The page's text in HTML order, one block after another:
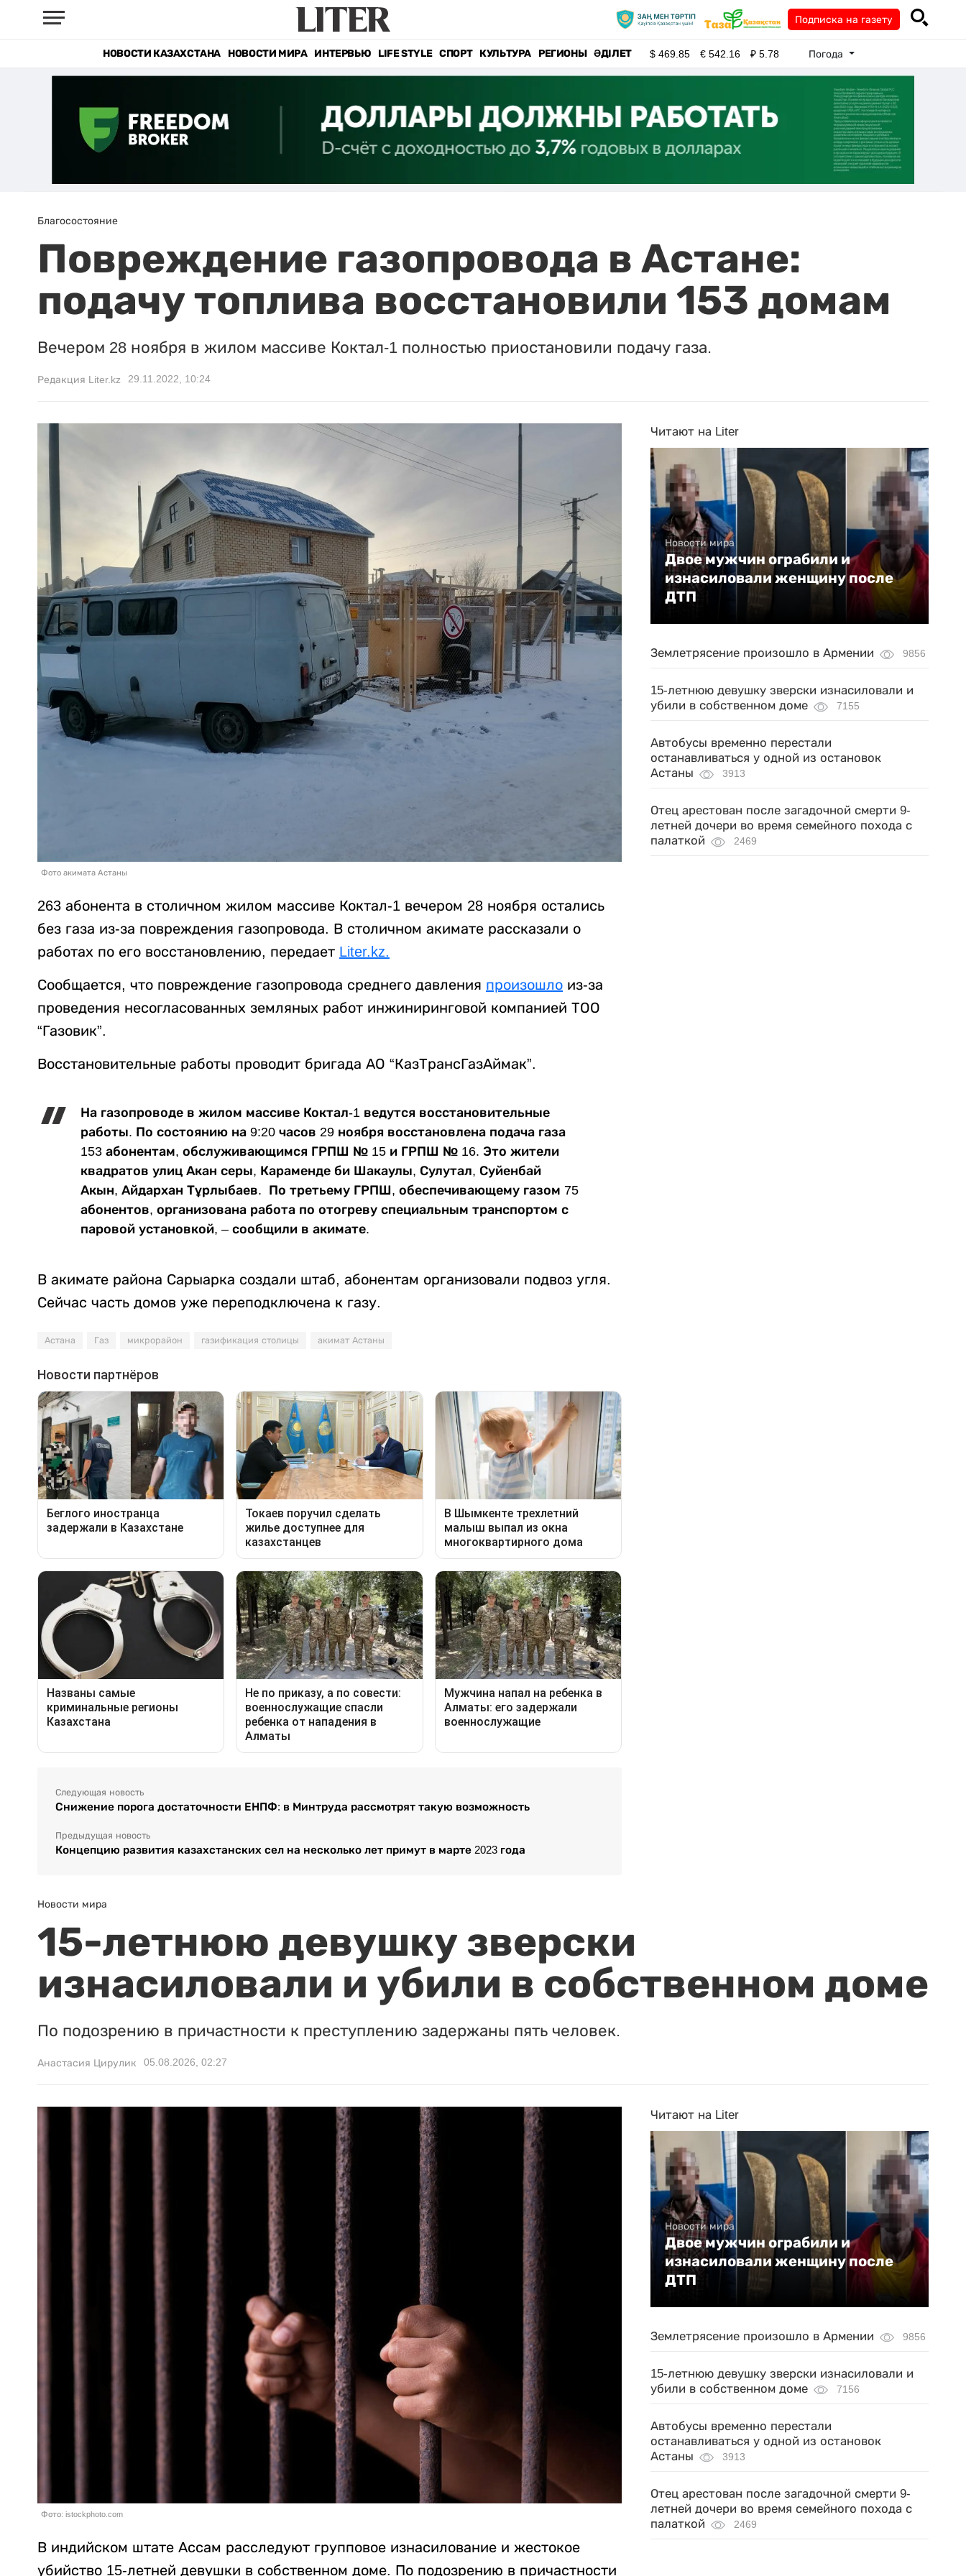
Подписка на газету
НОВОСТИ КАЗАХСТАНА НОВОСТИ МИРА ИНТЕРВЬЮ LIFE STYLE СПОРТ КУЛЬТУРА РЕГИОНЫ ӘДІЛЕТ $469.85 €542.16 ₽5.78 Погода
Благосостояние
Повреждение газопровода в Астане:
подачу топлива восстановили 153 домам
Вечером 28 ноября в жилом массиве Коктал-1 полностью приостановили подачу газа.
Редакция Liter.kz 29.11.2022, 10:24
Фото акимата Астаны
263 абонента в столичном жилом массиве Коктал-1 вечером 28 ноября остались
без газа из-за повреждения газопровода. В столичном акимате рассказали о
работах по его восстановлению, передает Liter.kz.
Сообщается, что повреждение газопровода среднего давления произошло из-за
проведения несогласованных земляных работ инжиниринговой компанией ТОО
“Газовик”.
Восстановительные работы проводит бригада АО “КазТрансГазАймак”.
На газопроводе в жилом массиве Коктал-1 ведутся восстановительные
работы. По состоянию на 9:20 часов 29 ноября восстановлена подача газа
153 абонентам, обслуживающимся ГРПШ № 15 и ГРПШ № 16. Это жители
квадратов улиц Акан серы, Караменде би Шакаулы, Сулутал, Суйенбай
Акын, Айдархан Тұрлыбаев. По третьему ГРПШ, обеспечивающему газом 75
абонентов, организована работа по отогреву специальным транспортом с
паровой установкой, – сообщили в акимате.
В акимате района Сарыарка создали штаб, абонентам организовали подвоз угля.
Сейчас часть домов уже переподключена к газу.
Астана Газ микрорайон газификация столицы акимат Астаны
Следующая новость
Снижение порога достаточности ЕНПФ: в Минтруда рассмотрят такую возможность
Предыдущая новость
Концепцию развития казахстанских сел на несколько лет примут в марте 2023 года
Читают на Liter
Новости мира
Двое мужчин ограбили и
изнасиловали женщину после
ДТП
Землетрясение произошло в Армении 9856
15-летнюю девушку зверски изнасиловали и
убили в собственном доме
7155
Автобусы временно перестали
останавливаться у одной из остановок
Астаны
3913
Отец арестован после загадочной смерти 9-
летней дочери во время семейного похода с
палаткой
2469
Новости мира
15-летнюю девушку зверски
изнасиловали и убили в собственном доме
По подозрению в причастности к преступлению задержаны пять человек.
Анастасия Цирулик 05.08.2026, 02:27
Фото: istockphoto.com
В индийском штате Ассам расследуют групповое изнасилование и жестокое
убийство 15-летней девушки в собственном доме. По подозрению в причастности
Читают на Liter
Новости мира
Двое мужчин ограбили и
изнасиловали женщину после
ДТП
Землетрясение произошло в Армении 9856
15-летнюю девушку зверски изнасиловали и
убили в собственном доме
7156
Автобусы временно перестали
останавливаться у одной из остановок
Астаны
3913
Отец арестован после загадочной смерти 9-
летней дочери во время семейного похода с
палаткой
2469